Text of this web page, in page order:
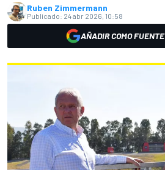
Ruben Zimmermann
Publicado: 24 abr 2026, 10:58
AÑADIR COMO